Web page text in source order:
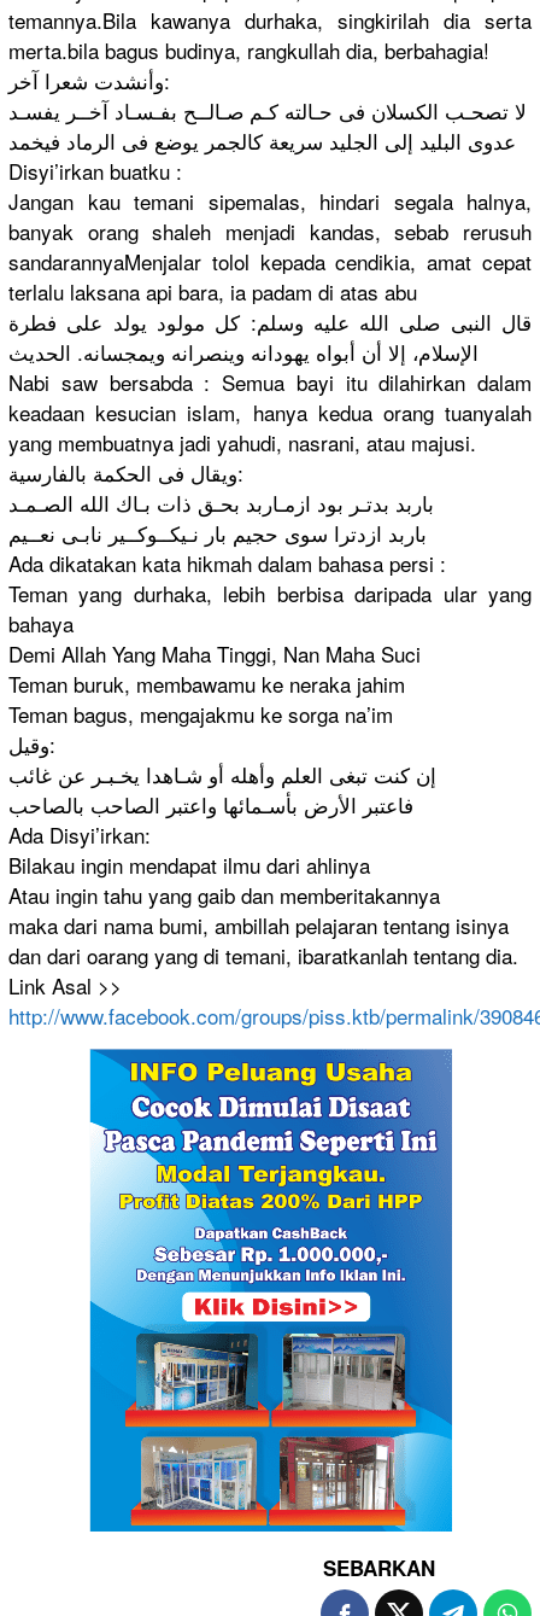
temannya.Bila kawanya durhaka, singkirilah dia serta
merta.bila bagus budinya, rangkullah dia, berbahagia!
وأنشدت شعرا آخر:
لا تصحـب الكسلان فى حـالته كـم صـالــح بفـسـاد آخــر يفسـد
عدوى البليد إلى الجليد سريعة كالجمر يوضع فى الرماد فيخمد
Disyi’irkan buatku :
Jangan kau temani sipemalas, hindari segala halnya,
banyak orang shaleh menjadi kandas, sebab rerusuh
sandarannyaMenjalar tolol kepada cendikia, amat cepat
terlalu laksana api bara, ia padam di atas abu
قال النبى صلى الله عليه وسلم: كل مولود يولد على فطرة
الإسلام، إلا أن أبواه يهودانه وينصرانه ويمجسانه. الحديث
Nabi saw bersabda : Semua bayi itu dilahirkan dalam
keadaan kesucian islam, hanya kedua orang tuanyalah
yang membuatnya jadi yahudi, nasrani, atau majusi.
ويقال فى الحكمة بالفارسية:
باربد بدتـر بود ازمـاربد بحـق ذات بـاك الله الصـمـد
باربد ازدترا سوى حجيم بار نـيكــوكــير نابـى نعــيم
Ada dikatakan kata hikmah dalam bahasa persi :
Teman yang durhaka, lebih berbisa daripada ular yang
bahaya
Demi Allah Yang Maha Tinggi, Nan Maha Suci
Teman buruk, membawamu ke neraka jahim
Teman bagus, mengajakmu ke sorga na’im
وقيل:
إن كنت تبغى العلم وأهله أو شـاهدا يخـبـر عن غائب
فاعتبر الأرض بأسـمائها واعتبر الصاحب بالصاحب
Ada Disyi’irkan:
Bilakau ingin mendapat ilmu dari ahlinya
Atau ingin tahu yang gaib dan memberitakannya
maka dari nama bumi, ambillah pelajaran tentang isinya
dan dari oarang yang di temani, ibaratkanlah tentang dia.
Link Asal >>
http://www.facebook.com/groups/piss.ktb/permalink/
SEBARKAN